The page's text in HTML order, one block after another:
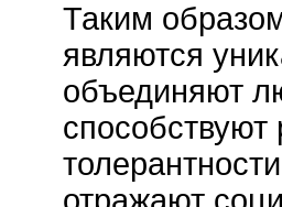
Таким
являются
объединяют